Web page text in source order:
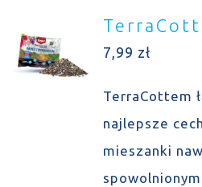
7,99 zł
TerraCottem
najlepsze
mieszanki